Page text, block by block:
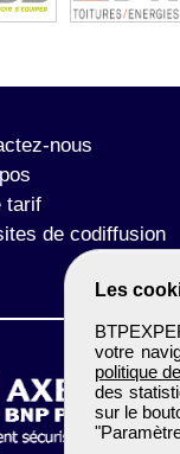
Les
votre
politique
des
sur le
nous
tarif
de codiffusion